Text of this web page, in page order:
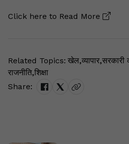
Click here to Read More
Related Topics: खेल,व्यापार,सरकारी
राजनीति,शिक्षा
Share: